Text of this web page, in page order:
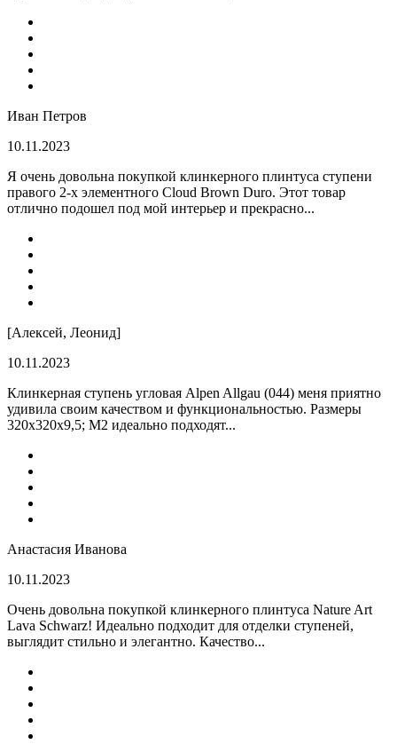
Иван Петров
10.11.2023
Я очень довольна покупкой клинкерного плинтуса ступени
правого 2-х элементного Cloud Brown Duro. Этот товар
отлично подошел под мой интерьер и прекрасно...
[Алексей, Леонид]
10.11.2023
Клинкерная ступень угловая Alpen Allgau (044) меня приятно
удивила своим качеством и функциональностью. Размеры
320x320x9,5; M2 идеально подходят...
Анастасия Иванова
10.11.2023
Очень довольна покупкой клинкерного плинтуса Nature Art
Lava Schwarz! Идеально подходит для отделки ступеней,
выглядит стильно и элегантно. Качество...